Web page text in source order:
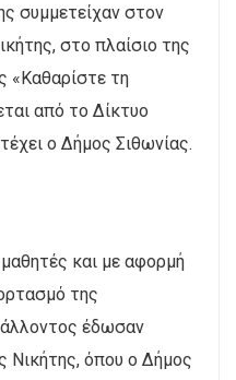
συμμετείχαν στον
στο πλαίσιο της
«Καθαρίστε τη
από το Δίκτυο
ο Δήμος Σιθωνίας.
μαθητές και με αφορμή
της
έδωσαν
Νικήτης, όπου ο Δήμος